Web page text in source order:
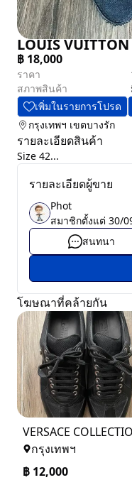
LOUIS VUITTON
฿ 18,000
ราคา
สภาพสินค้า
เพิ่มในรายการโปรด
กรุงเทพฯ เขตบางรัก
รายละเอียดสินค้า
Size 42...
รายละเอียดผู้ขาย
Phot
สมาชิกตั้งแต่ 30/
สนทนา
โฆษณาที่คล้ายกัน
VERSACE
กรุงเทพฯ
฿ 12,000